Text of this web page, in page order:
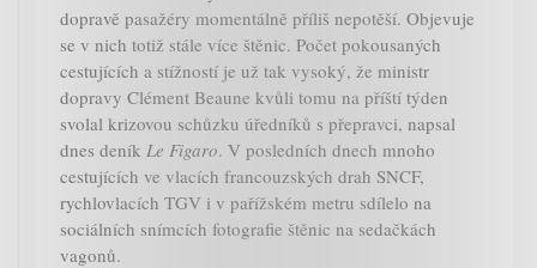
dopravě pasažéry momentálně příliš nepotěší. Objevuje
se v nich totiž stále více štěnic. Počet pokousaných
cestujících a stížností je už tak vysoký, že ministr
dopravy Clément Beaune kvůli tomu na příští týden
svolal krizovou schůzku úředníků s přepravci, napsal
dnes deník Le Figaro. V posledních dnech mnoho
cestujících ve vlacích francouzských drah SNCF,
rychlovlacích TGV i v pařížském metru sdílelo na
sociálních snímcích fotografie štěnic na sedačkách
vagonů.